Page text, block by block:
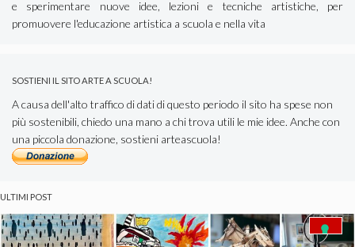
e sperimentare nuove idee, lezioni e tecniche artistiche, per
promuovere l'educazione artistica a scuola e nella vita
SOSTIENI IL SITO ARTE A SCUOLA!
A causa dell'alto traffico di dati di questo periodo il sito ha spese non
più sostenibili, chiedo una mano a chi trova utili le mie idee. Anche con
una piccola donazione, sostieni arteascuola!
ULTIMI POST